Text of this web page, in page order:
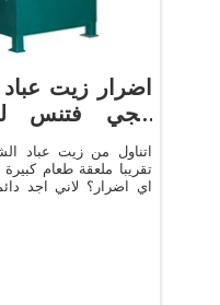
اضرار زيت
إيجي فتنس
تقريبا ملعقة طعام
اي اضرار؟ لاني اجد